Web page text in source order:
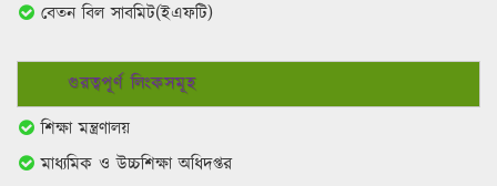
বেতন বিল সাবমিট(ইএফটি)
গুরত্বপূর্ণ লিংকসমূহ
শিক্ষা মন্ত্রণালয়
মাধ্যমিক ও উচ্চশিক্ষা অধিদপ্তর